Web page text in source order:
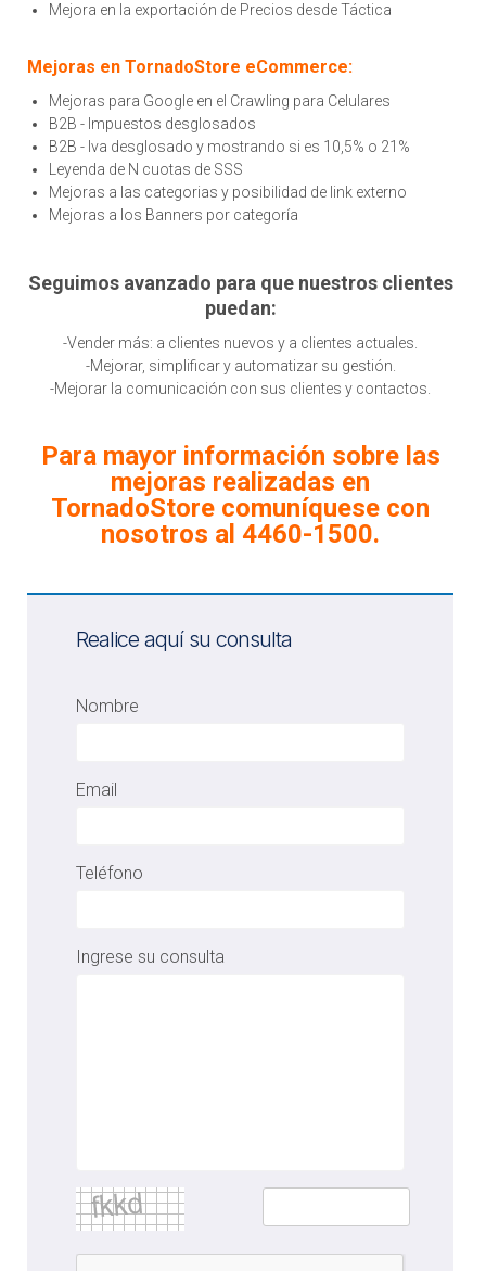
Mejora en la exportación de Precios desde Táctica
Mejoras en TornadoStore eCommerce:
Mejoras para Google en el Crawling para Celulares
B2B - Impuestos desglosados
B2B - Iva desglosado y mostrando si es 10,5% o 21%
Leyenda de N cuotas de SSS
Mejoras a las categorias y posibilidad de link externo
Mejoras a los Banners por categoría
Seguimos avanzado para que nuestros clientes
puedan:
-Vender más: a clientes nuevos y a clientes actuales.
-Mejorar, simplificar y automatizar su gestión.
-Mejorar la comunicación con sus clientes y contactos.
Para mayor información sobre las
mejoras realizadas en
TornadoStore comuníquese con
nosotros al 4460-1500.
Realice aquí su consulta
Nombre
Email
Teléfono
Ingrese su consulta